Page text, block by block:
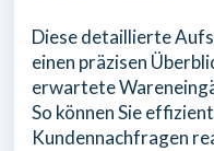
Diese detaillierte
einen präzisen
erwartete
So können Sie
Kundennachfragen